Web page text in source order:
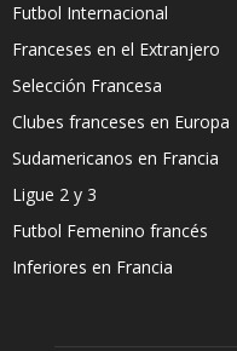
Futbol Internacional
Franceses en el Extranjero
Selección Francesa
Clubes franceses en Europa
Sudamericanos en Francia
Ligue 2 y 3
Futbol Femenino francés
Inferiores en Francia